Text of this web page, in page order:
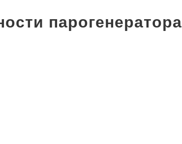
парогенератора